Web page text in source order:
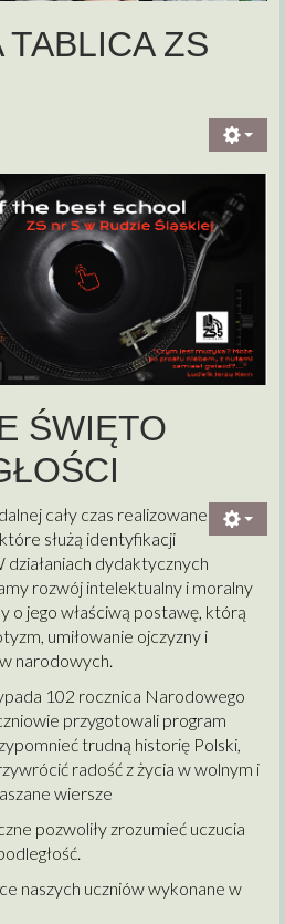
ZS
ŚWIĘTO
cały czas realizowane
służą identyfikacji
dydaktycznych
rozwój intelektualny i moralny
o jego właściwą postawę, którą
umiłowanie ojczyzny i
narodowych.
102 rocznica Narodowego
przygotowali program
trudną historię Polski,
radość z życia w wolnym i
wiersze
pozwoliły zrozumieć uczucia
naszych uczniów wykonane w